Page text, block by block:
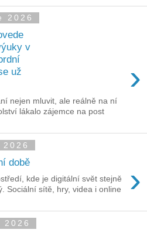
2026
v
už
›
nejen mluvit, ale reálně na ní
lákalo zájemce na post
době ›
kde je digitální svět stejně
Sociální sítě, hry, videa i online